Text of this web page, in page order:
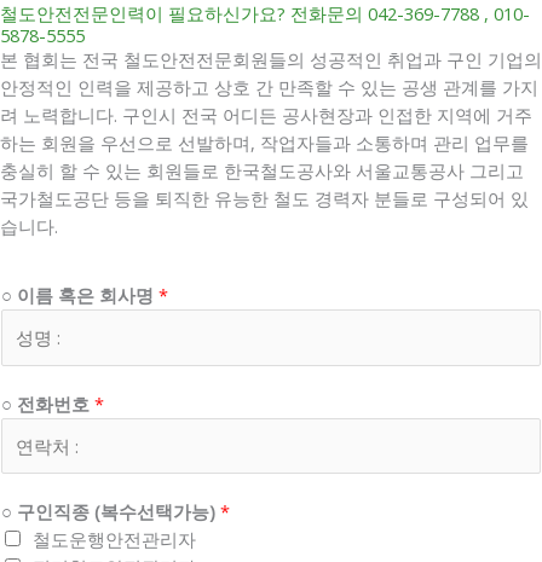
철도안전전문인력이 필요하신가요? 전화문의 042-369-7788 , 010-
5878-5555
본 협회는 전국 철도안전전문회원들의 성공적인 취업과 구인 기업의
안정적인 인력을 제공하고 상호 간 만족할 수 있는 공생 관계를 가지
려 노력합니다. 구인시 전국 어디든 공사현장과 인접한 지역에 거주
하는 회원을 우선으로 선발하며, 작업자들과 소통하며 관리 업무를
충실히 할 수 있는 회원들로 한국철도공사와 서울교통공사 그리고
국가철도공단 등을 퇴직한 유능한 철도 경력자 분들로 구성되어 있
습니다.
○ 이름 혹은 회사명 *
○ 전화번호 *
복
수
○ 구인직종 (복수선택가능) *
철도운행안전관리자